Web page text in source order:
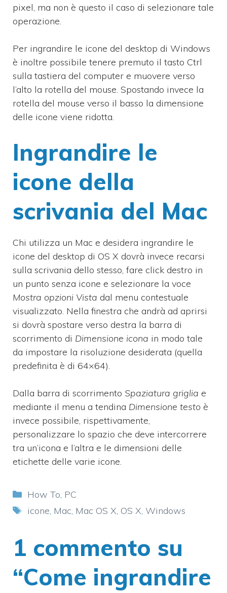
pixel, ma non è questo il caso di selezionare tale
operazione.
Per ingrandire le icone del desktop di Windows
è inoltre possibile tenere premuto il tasto Ctrl
sulla tastiera del computer e muovere verso
l’alto la rotella del mouse. Spostando invece la
rotella del mouse verso il basso la dimensione
delle icone viene ridotta.
Ingrandire le
icone della
scrivania del Mac
Chi utilizza un Mac e desidera ingrandire le
icone del desktop di OS X dovrà invece recarsi
sulla scrivania dello stesso, fare click destro in
un punto senza icone e selezionare la voce
Mostra opzioni Vista dal menu contestuale
visualizzato. Nella finestra che andrà ad aprirsi
si dovrà spostare verso destra la barra di
scorrimento di Dimensione icona in modo tale
da impostare la risoluzione desiderata (quella
predefinita è di 64×64).
Dalla barra di scorrimento Spaziatura griglia e
mediante il menu a tendina Dimensione testo è
invece possibile, rispettivamente,
personalizzare lo spazio che deve intercorrere
tra un’icona e l’altra e le dimensioni delle
etichette delle varie icone.
Categorie
How To, PC
Tag
icone, Mac, Mac OS X, OS X, Windows
1 commento su
“Come ingrandire